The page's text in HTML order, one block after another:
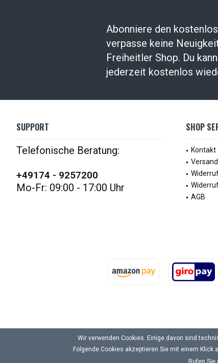
Abonniere den
verpasse keine
Freiheitler Shop. Du
jederzeit kostenlos
SUPPORT
Telefonische Beratung:
+49174 - 9257200
Mo-Fr: 09:00 - 17:00 Uhr
SHOP
Kontakt
AGB
Wir verwenden Cookies. Einige davon sind
Folgende Cookies akzeptieren Sie mit einem
Rufen